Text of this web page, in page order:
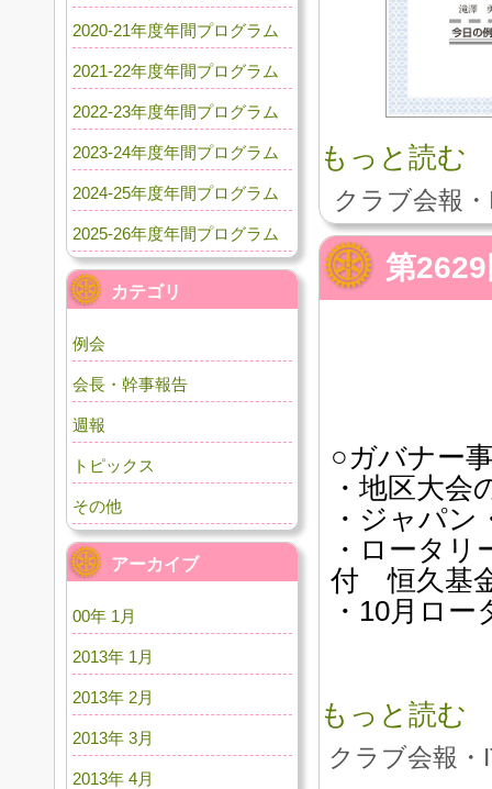
もっと読む
クラブ会報
第
○ガバナー
・地区大会
・ジャパ
・ロータ
付 恒久基
・10月ロ
もっと読む
クラブ会報・
2020-21年度年間プログラム
2021-22年度年間プログラム
2022-23年度年間プログラム
2023-24年度年間プログラム
2024-25年度年間プログラム
2025-26年度年間プログラム
カテゴリ
例会
会長・幹事報告
週報
トピックス
その他
アーカイブ
00年 1月
2013年 1月
2013年 2月
2013年 3月
2013年 4月